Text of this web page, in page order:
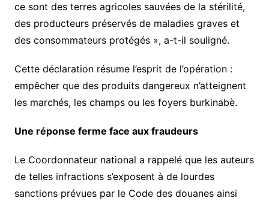
ce sont des terres agricoles sauvées de la stérilité,
des producteurs préservés de maladies graves et
des consommateurs protégés », a-t-il souligné.
Cette déclaration résume l’esprit de l’opération :
empêcher que des produits dangereux n’atteignent
les marchés, les champs ou les foyers burkinabè.
Une réponse ferme face aux fraudeurs
Le Coordonnateur national a rappelé que les auteurs
de telles infractions s’exposent à de lourdes
sanctions prévues par le Code des douanes ainsi